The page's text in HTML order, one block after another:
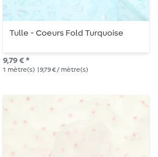
Tulle - Coeurs Fold Turquoise
9,79 € *
1 mètre(s) | 9,79 € / mètre(s)